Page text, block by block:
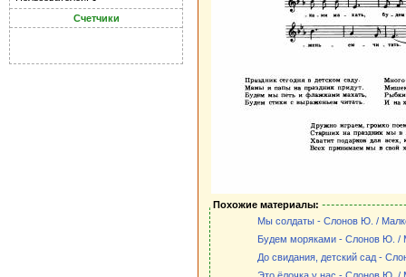
Счетчики
Похожие материалы:
Мы солдаты - Слонов Ю. /
Будем моряками - Слонов Ю. /
До свидания, детский сад -